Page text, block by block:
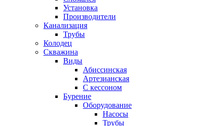
Установка
Производители
Канализация
Трубы
Колодец
Скважина
Виды
Абиссинская
Артезианская
С кессоном
Бурение
Оборудование
Насосы
Трубы